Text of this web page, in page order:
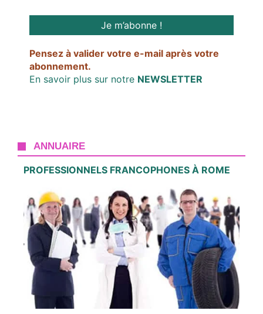
Pensez à valider votre e-mail après votre
abonnement.
En savoir plus sur notre NEWSLETTER
ANNUAIRE
PROFESSIONNELS FRANCOPHONES À ROME